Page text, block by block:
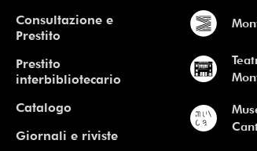
Consultazione e
Prestito
Prestito
interbibliotecario
Catalogo
Giornali e riviste